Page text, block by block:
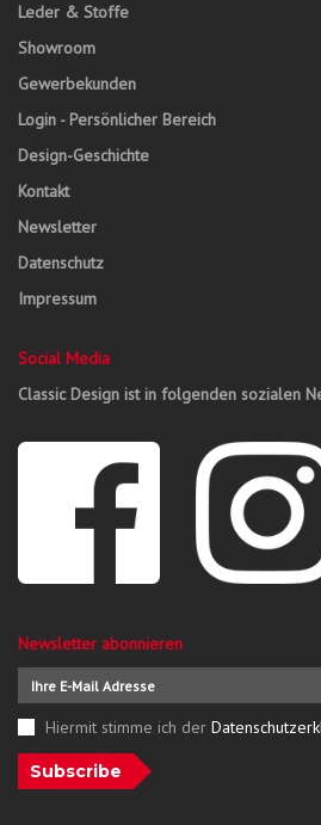
Leder & Stoffe
Showroom
Gewerbekunden
Login - Persönlicher Bereich
Design-Geschichte
Kontakt
Newsletter
Datenschutz
Impressum
Social Media
Classic Design ist in folgenden sozialen
Newsletter abonnieren
Hiermit stimme ich der
Subscribe